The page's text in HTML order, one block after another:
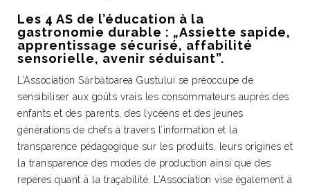
Les 4 AS de l’éducation à la
gastronomie durable : „Assiette sapide,
apprentissage sécurisé, affabilité
sensorielle, avenir séduisant”.
L’Association Sărbătoarea Gustului se préoccupe de
sensibiliser aux goûts vrais les consommateurs auprès des
enfants et des parents, des lycéens et des jeunes
générations de chefs à travers l’information et la
transparence pédagogique sur les produits, leurs origines et
la transparence des modes de production ainsi que des
repères quant à la traçabilité. L’Association vise également à